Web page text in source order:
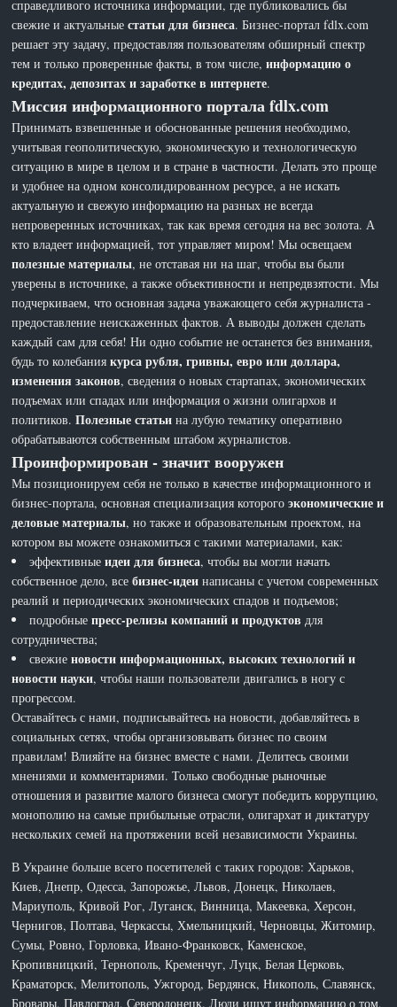
справедливого источника информации, где публиковались бы
свежие и актуальныестатьи для бизнеса. Бизнес-портал fdlx.com
решает эту задачу, предоставляя пользователям обширный спектр
тем и только проверенные факты, в том числе,информацию о
кредитах, депозитах и заработке в интернете.
Миссия информационного портала fdlx.com
Принимать взвешенные и обоснованные решения необходимо,
учитывая геополитическую, экономическую и технологическую
ситуацию в мире в целом и в стране в частности. Делать это проще
и удобнее на одном консолидированном ресурсе, а не искать
актуальную и свежую информацию на разных не всегда
непроверенных источниках, так как время сегодня на вес золота. А
кто владеет информацией, тот управляет миром! Мы освещаем
полезные материалы, не отставая ни на шаг, чтобы вы были
уверены в источнике, а также объективности и непредвзятости. Мы
подчеркиваем, что основная задача уважающего себя журналиста -
предоставление неискаженных фактов. А выводы должен сделать
каждый сам для себя! Ни одно событие не останется без внимания,
будь то колебаниякурса рубля, гривны, евро или доллара,
изменения законов, сведения о новых стартапах, экономических
подъемах или спадах или информация о жизни олигархов и
политиков.Полезные статьи на лубую тематику оперативно
обрабатываются собственным штабом журналистов.
Проинформирован - значит вооружен
Мы позиционируем себя не только в качестве информационного и
бизнес-портала, основная специализация которогоэкономические и
деловые материалы, но также и образовательным проектом, на
котором вы можете ознакомиться с такими материалами, как:
эффективныеидеи для бизнеса, чтобы вы могли начать
собственное дело, всебизнес-идеи написаны с учетом современных
реалий и периодических экономических спадов и подъемов;
подробныепресс-релизы компаний и продуктов для
сотрудничества;
свежиеновости информационных, высоких технологий и
новости науки, чтобы наши пользователи двигались в ногу с
прогрессом.
Оставайтесь с нами, подписывайтесь на новости, добавляйтесь в
социальных сетях, чтобы организовывать бизнес по своим
правилам! Влияйте на бизнес вместе с нами. Делитесь своими
мнениями и комментариями. Только свободные рыночные
отношения и развитие малого бизнеса смогут победить коррупцию,
монополию на самые прибыльные отрасли, олигархат и диктатуру
нескольких семей на протяжении всей независимости Украины.
В Украине больше всего посетителей с таких городов: Харьков,
Киев, Днепр, Одесса, Запорожье, Львов, Донецк, Николаев,
Мариуполь, Кривой Рог, Луганск, Винница, Макеевка, Херсон,
Чернигов, Полтава, Черкассы, Хмельницкий, Черновцы, Житомир,
Сумы, Ровно, Горловка, Ивано-Франковск, Каменское,
Кропивницкий, Тернополь, Кременчуг, Луцк, Белая Церковь,
Краматорск, Мелитополь, Ужгород, Бердянск, Никополь, Славянск,
Бровары, Павлоград, Северодонецк. Люди ищут информацию о том,